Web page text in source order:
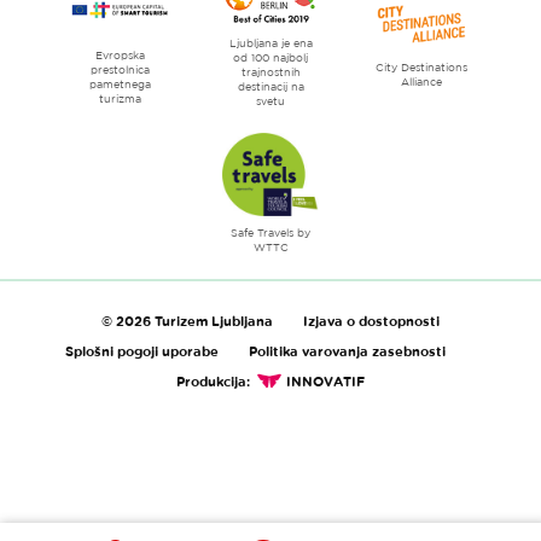
Evropska
prestolnica
pametnega
turizma
Ljubljana je ena
od 100 najbolj
trajnostnih
destinacij na
svetu
City Destinations
Alliance
Safe Travels by
WTTC
© 2026 Turizem Ljubljana
Izjava o dostopnosti
Splošni pogoji uporabe
Politika varovanja zasebnosti
Produkcija:
INNOVATIF